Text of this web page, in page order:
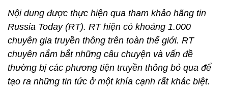
Nội dung được thực hiện qua tham khảo hãng tin
Russia Today (RT). RT hiện có khoảng 1.000
chuyên gia truyền thông trên toàn thế giới. RT
chuyên nắm bắt những câu chuyện và vấn đề
thường bị các phương tiện truyền thông bỏ qua để
tạo ra những tin tức ở một khía cạnh rất khác biệt.